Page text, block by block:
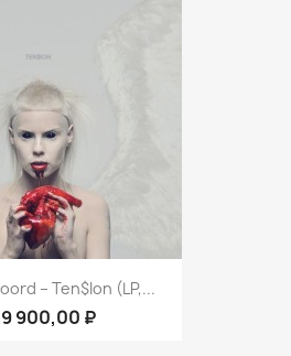
– Ten$ion (LP,...
900,00 ₽